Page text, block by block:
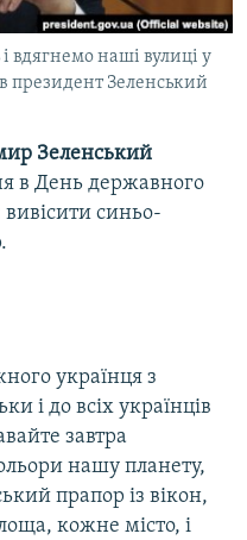
вдягнемо наші вулиці у
президент Зеленський
Зеленський
в День державного
синьо-
українця з
і до всіх українців
завтра
нашу планету,
прапор із вікон,
кожне місто, і